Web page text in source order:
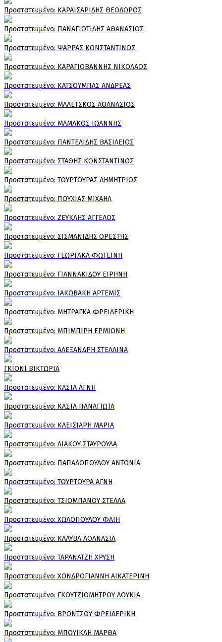
Πρoστατευμένο: ΚΑΡΑΙΣΑΡΙΔΗΣ ΘΕΟΔΩΡΟΣ
Πρoστατευμένο: ΠΑΝΑΓΙΩΤΙΔΗΣ ΑΘΑΝΑΣΙΟΣ
Πρoστατευμένο: ΨΑΡΡΑΣ ΚΩΝΣΤΑΝΤΙΝΟΣ
Πρoστατευμένο: ΚΑΡΑΓΙΟΒΑΝΝΗΣ ΝΙΚΟΛΑΟΣ
Πρoστατευμένο: ΚΑΤΣΟΥΜΠΑΣ ΑΝΔΡΕΑΣ
Πρoστατευμένο: ΜΑΛΕΤΣΚΟΣ ΑΘΑΝΑΣΙΟΣ
Πρoστατευμένο: ΜΑΜΑΚΟΣ ΙΩΑΝΝΗΣ
Πρoστατευμένο: ΠΑΝΤΕΛΙΔΗΣ ΒΑΣΙΛΕΙΟΣ
Πρoστατευμένο: ΣΤΑΘΗΣ ΚΩΝΣΤΑΝΤΙΝΟΣ
Πρoστατευμένο: ΤΟΥΡΤΟΥΡΑΣ ΔΗΜΗΤΡΙΟΣ
Πρoστατευμένο: ΠΟΥΧΙΑΣ ΜΙΧΑΗΛ
Πρoστατευμένο: ΖΕΥΚΛΗΣ ΑΓΓΕΛΟΣ
Πρoστατευμένο: ΣΙΣΜΑΝΙΔΗΣ ΟΡΕΣΤΗΣ
Πρoστατευμένο: ΓΕΩΡΓΑΚΑ ΦΩΤΕΙΝΗ
Πρoστατευμένο: ΓΙΑΝΝΑΚΙΔΟΥ ΕΙΡΗΝΗ
Πρoστατευμένο: ΙΑΚΩΒΑΚΗ ΑΡΤΕΜΙΣ
Πρoστατευμένο: ΜΗΤΡΑΓΚΑ ΦΡΕΙΔΕΡΙΚΗ
Πρoστατευμένο: ΜΠΙΜΠΙΡΗ ΕΡΜΙΟΝΗ
Πρoστατευμένο: ΑΛΕΞΑΝΔΡΗ ΣΤΕΛΛΙΝΑ
ΓΚΙΟΝΙ ΒΙΚΤΩΡΙΑ
Πρoστατευμένο: ΚΑΣΤΑ ΑΓΝΗ
Πρoστατευμένο: ΚΑΣΤΑ ΠΑΝΑΓΙΩΤΑ
Πρoστατευμένο: ΚΛΕΙΣΙΑΡΗ ΜΑΡΙΑ
Πρoστατευμένο: ΛΙΑΚΟΥ ΣΤΑΥΡΟΥΛΑ
Πρoστατευμένο: ΠΑΠΑΔΟΠΟΥΛΟΥ ΑΝΤΩΝΙΑ
Πρoστατευμένο: ΤΟΥΡΤΟΥΡΑ ΑΓΝΗ
Πρoστατευμένο: ΤΣΙΟΜΠΑΝΟΥ ΣΤΕΛΛΑ
Πρoστατευμένο: ΧΩΛΟΠΟΥΛΟΥ ΦΑΙΗ
Πρoστατευμένο: ΚΑΛΥΒΑ ΑΘΑΝΑΣΙΑ
Πρoστατευμένο: ΤΑΡΑΝΑΤΖΗ ΧΡΥΣΗ
Πρoστατευμένο: ΧΟΝΔΡΟΓΙΑΝΝΗ ΑΙΚΑΤΕΡΙΝΗ
Πρoστατευμένο: ΓΚΟΥΤΖΙΟΜΗΤΡΟΥ ΛΟΥΚΙΑ
Πρoστατευμένο: ΒΡΟΝΤΣΟΥ ΦΡΕΙΔΕΡΙΚΗ
Πρoστατευμένο: ΜΠΟΥΙΚΛΗ ΜΑΡΘΑ